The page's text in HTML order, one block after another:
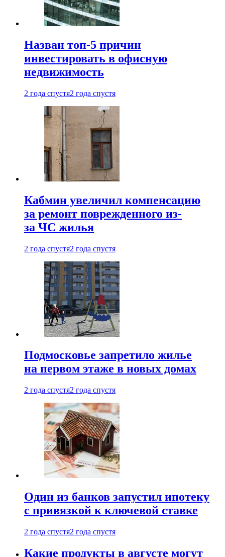
Назван топ-5 причин
инвестировать в офисную
недвижимость
2 года спустя2 года спустя
Кабмин увеличил компенсацию
за ремонт поврежденного из-
за ЧС жилья
2 года спустя2 года спустя
Подмосковье запретило жилье
на первом этаже в новых домах
2 года спустя2 года спустя
Один из банков запустил ипотеку
с привязкой к ключевой ставке
2 года спустя2 года спустя
Какие продукты в августе могут